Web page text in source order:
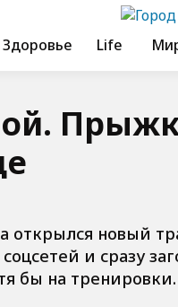
Здоровье Life
открылся новый
и сразу
бы на